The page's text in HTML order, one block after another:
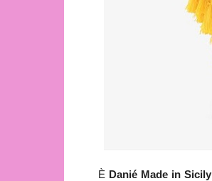
È Danié Made in Sicily